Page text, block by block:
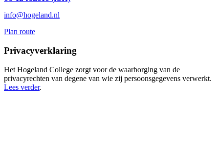
info@hogeland.nl
Plan route
Privacyverklaring
Het Hogeland College zorgt voor de waarborging van de
privacyrechten van degene van wie zij persoonsgegevens verwerkt.
Lees verder.